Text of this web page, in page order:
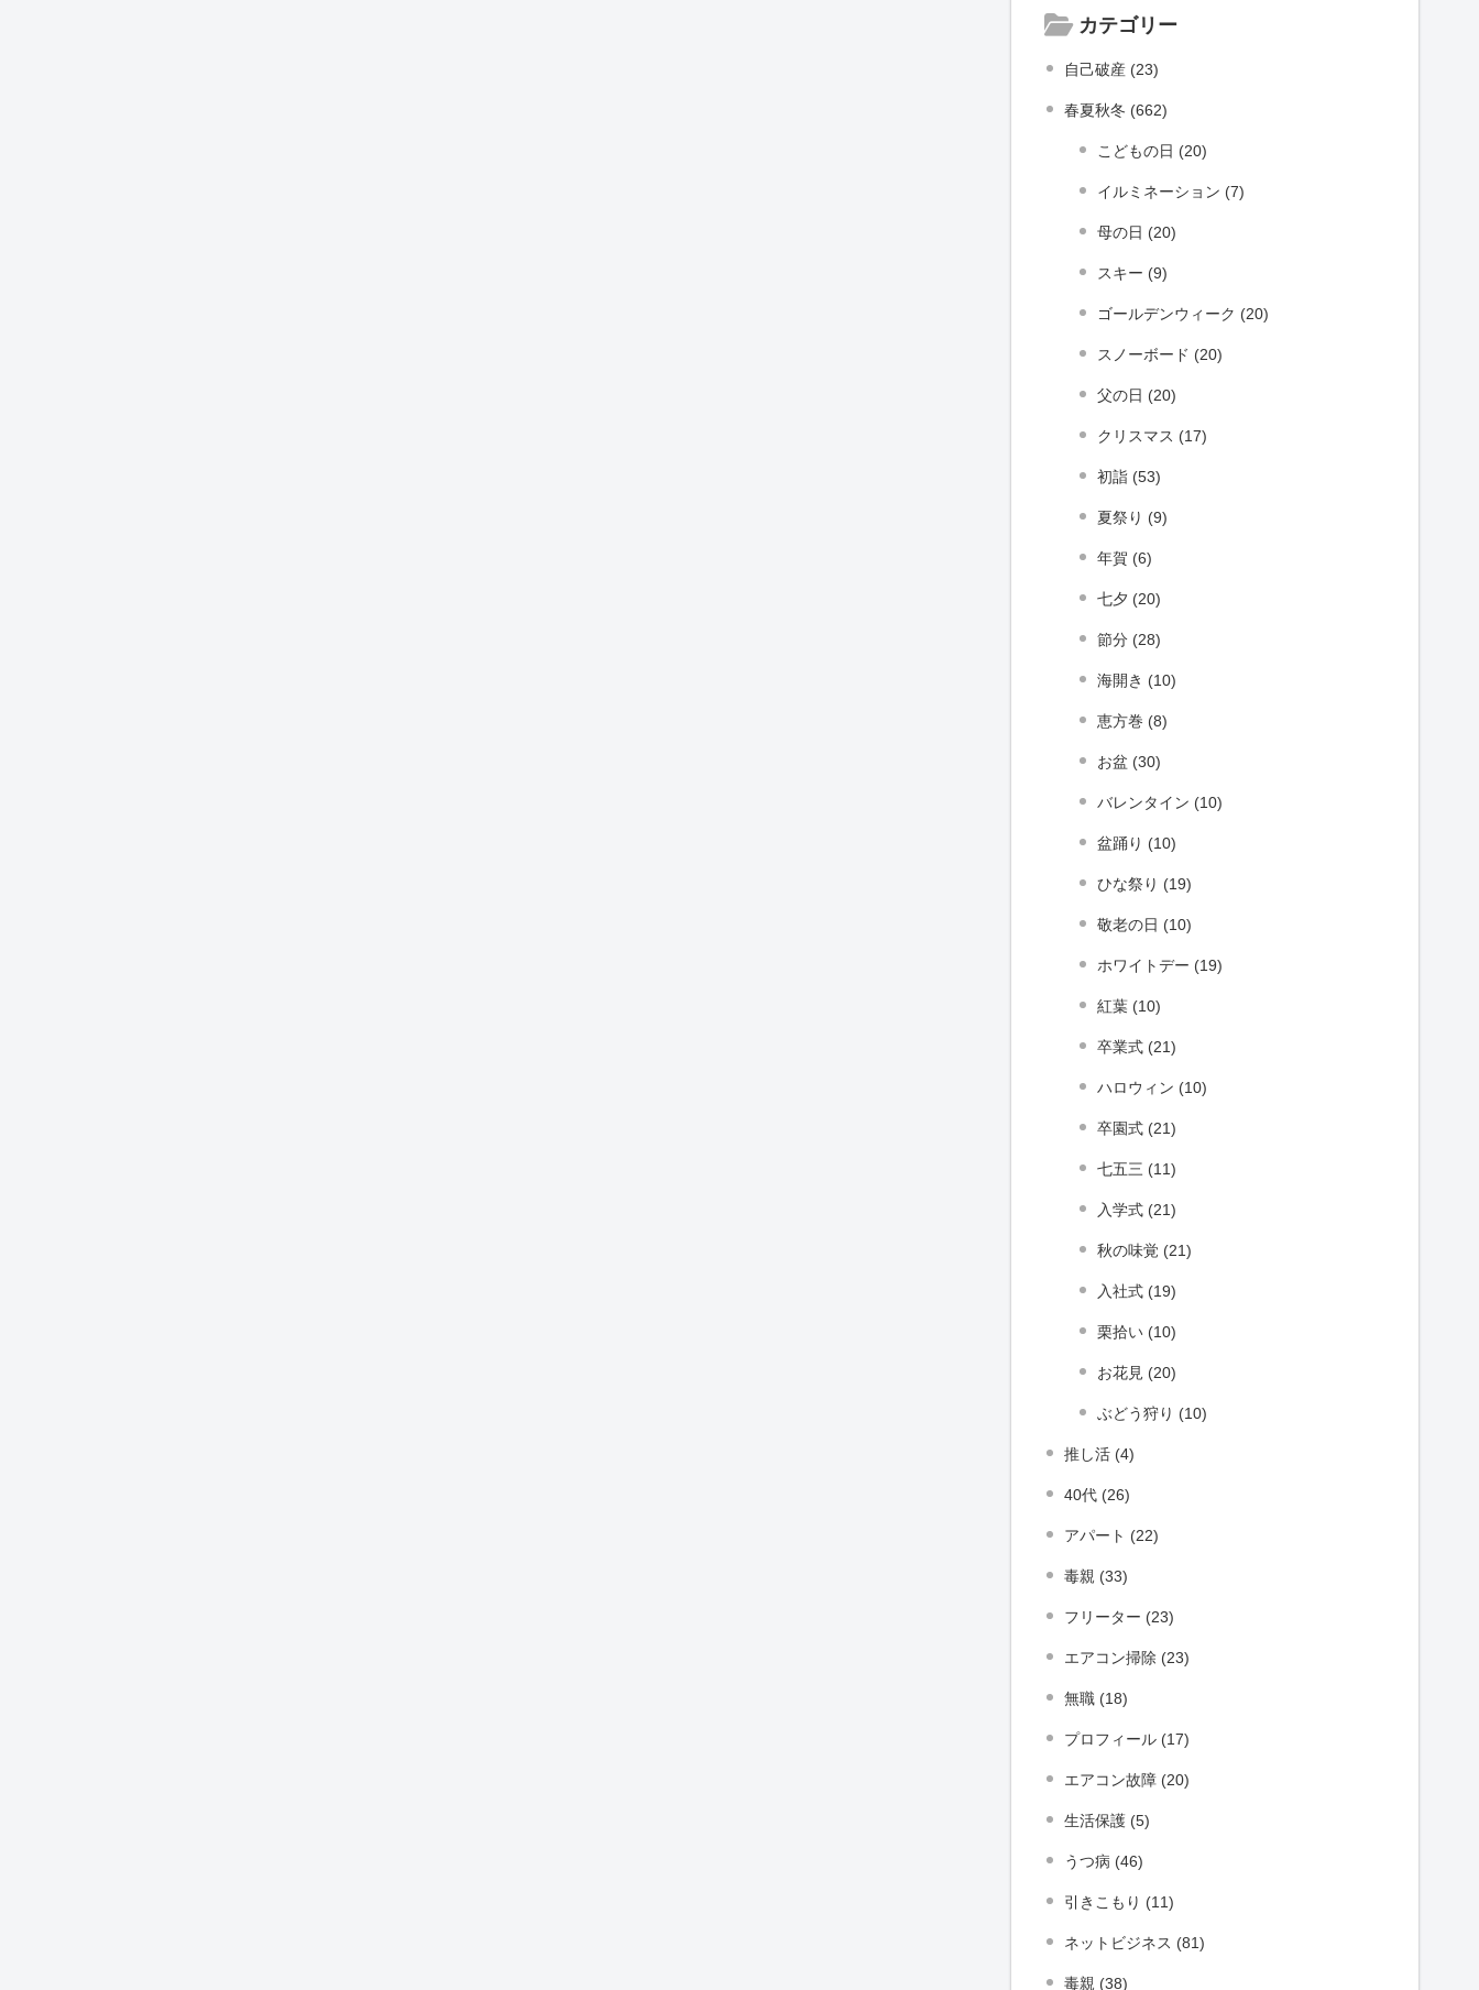
カテゴリー
自己破産 (23)
春夏秋冬 (662)
こどもの日 (20)
イルミネーション (7)
母の日 (20)
スキー (9)
ゴールデンウィーク (20)
スノーボード (20)
父の日 (20)
クリスマス (17)
初詣 (53)
夏祭り (9)
年賀 (6)
七夕 (20)
節分 (28)
海開き (10)
恵方巻 (8)
お盆 (30)
バレンタイン (10)
盆踊り (10)
ひな祭り (19)
敬老の日 (10)
ホワイトデー (19)
紅葉 (10)
卒業式 (21)
ハロウィン (10)
卒園式 (21)
七五三 (11)
入学式 (21)
秋の味覚 (21)
入社式 (19)
栗拾い (10)
お花見 (20)
ぶどう狩り (10)
推し活 (4)
40代 (26)
アパート (22)
毒親 (33)
フリーター (23)
エアコン掃除 (23)
無職 (18)
プロフィール (17)
エアコン故障 (20)
生活保護 (5)
うつ病 (46)
引きこもり (11)
ネットビジネス (81)
毒親 (38)